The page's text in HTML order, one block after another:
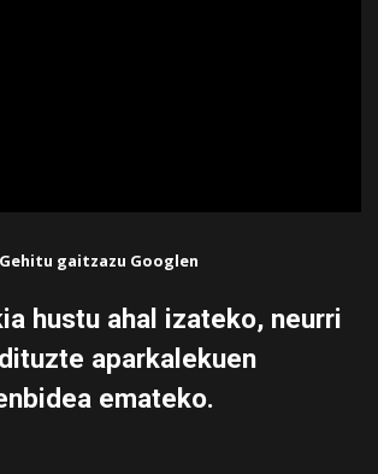
Gehitu gaitzazu Googlen
hustu ahal izateko, neurri
aparkalekuen
emateko.